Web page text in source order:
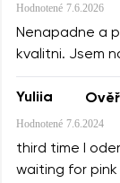
Hodnotené 7.6.2026
Nenapadne a
kvalitni. Jsem
Yuliia
Hodnotené 7.6.2024
third time I
waiting for